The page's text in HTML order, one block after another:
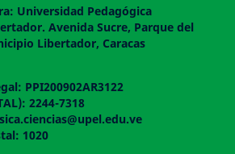
Universidad Pedagógica
Avenida Sucre, Parque del
Libertador, Caracas
PPI200902AR3122
2244-7318
1020